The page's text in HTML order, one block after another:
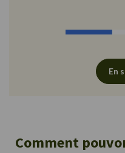
En
Comment